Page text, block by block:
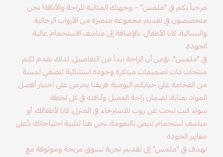
مرحباً بكم في "ملمس" – وجهتك المثالية للراحة والأناقة! نحن
متخصصون في تقديم مجموعة متميزة من الأرواب الرجالية
والنسائية، كابا الأطفال، بالإضافة إلى مناشف الاستحمام عالية
الجودة.
في "ملمس"، نؤمن أن الراحة تبدأ من التفاصيل، لذلك نقدم لكم
منتجات ذات تصميمات مبتكرة وجودة استثنائية لتضفي لمسة
من الفخامة على حياتكم اليومية. فريقنا يحرص على اختيار أفضل
المواد بعناية، لضمان راحة العميل وأناقته في كل لحظة.
سواء كنت تبحث عن روب للاسترخاء في المنزل، كابا لأطفالك، أو
مناشف استحمام تنبض بالنعومة، نحن هنا لتلبية احتياجاتك بأعلى
معايير الجودة.
نهدف في "ملمس" إلى تقديم تجربة تسوق مريحة وموثوقة مع